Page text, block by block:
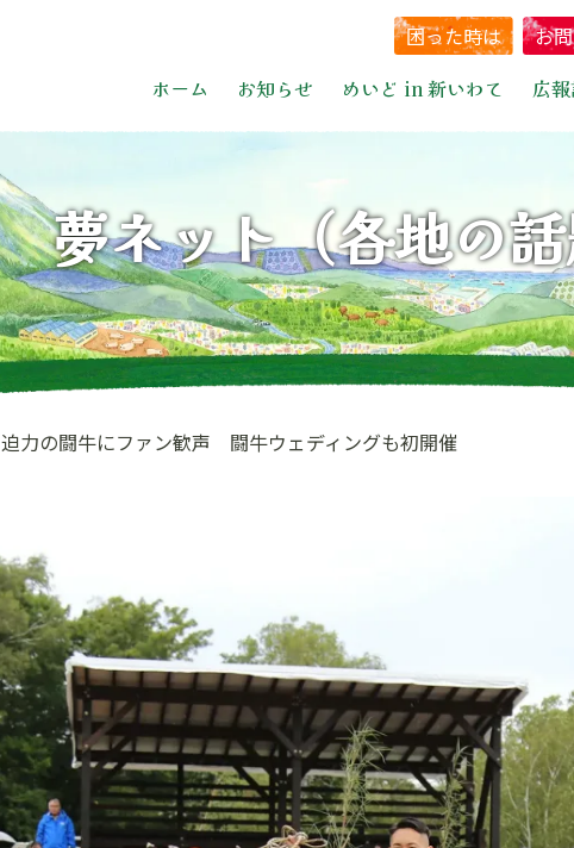
困った時は お
ホーム
お知らせ めいど in 新いわて 広報
夢ネット（各地の話
迫力の闘牛にファン歓声 闘牛ウェディングも初開催